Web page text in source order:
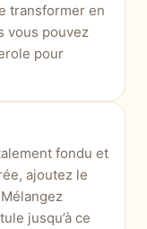
transformer en
vous pouvez
pour
fondu et
ajoutez le
jusqu’à ce